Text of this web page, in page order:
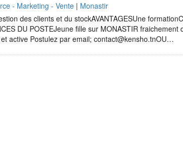
- Marketing - Vente | Monastir
des clients et du stockAVANTAGESUne
DU POSTEJeune fille sur MONASTIR
active Postulez par email; contact@kensho.tnOU…